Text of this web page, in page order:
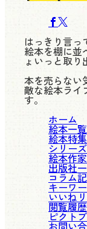
はっきり言っ
絵本を棚に並
ょいっと取り
本を売らない
敵な絵本ライ
す。
ホーム
絵本一覧
絵本特
シリー
絵本作
出版社
コラム
キーワ
いいね
閲覧履歴
ピクト
お問い